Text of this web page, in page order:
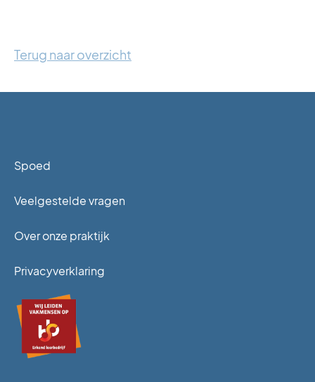
Terug naar overzicht
Spoed
Veelgestelde vragen
Over onze praktijk
Privacyverklaring